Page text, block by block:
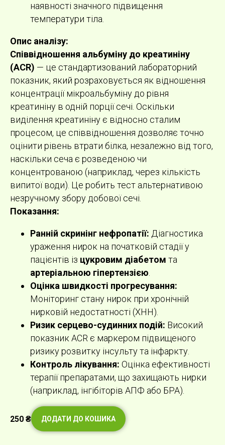
наявності значного підвищення
температури тіла.
Опис аналізу:
Співвідношення альбуміну до креатиніну
(ACR) — це стандартизований лабораторний
показник, який розраховується як відношення
концентрації мікроальбуміну до рівня
креатиніну в одній порції сечі. Оскільки
виділення креатиніну є відносно сталим
процесом, це співвідношення дозволяє точно
оцінити рівень втрати білка, незалежно від того,
наскільки сеча є розведеною чи
концентрованою (наприклад, через кількість
випитої води). Це робить тест альтернативою
незручному збору добової сечі.
Показання:
Ранній скринінг нефропатії: Діагностика
ураження нирок на початковій стадії у
пацієнтів із цукровим діабетом та
артеріальною гіпертензією.
Оцінка швидкості прогресування:
Моніторинг стану нирок при хронічній
нирковій недостатності (ХНН).
Ризик серцево-судинних подій: Високий
показник ACR є маркером підвищеного
ризику розвитку інсульту та інфаркту.
Контроль лікування: Оцінка ефективності
терапії препаратами, що захищають нирки
(наприклад, інгібіторів АПФ або БРА).
250 ₴ ДОДАТИ ДО КОШИКА